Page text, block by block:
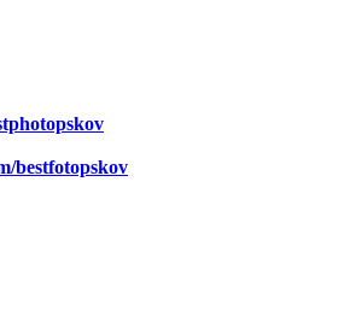
bestfotopskov